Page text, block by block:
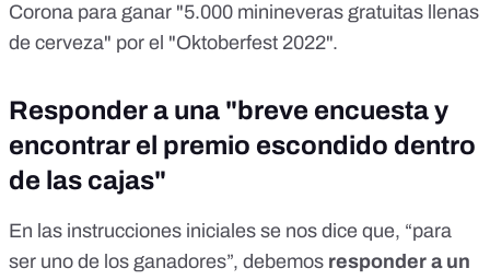
Corona para ganar "5.000 minineveras gratuitas llenas
de cerveza" por el "Oktoberfest 2022".
Responder a una "breve encuesta y
encontrar el premio escondido dentro
de las cajas"
En las instrucciones iniciales se nos dice que, “para
ser uno de los ganadores”, debemos responder a un